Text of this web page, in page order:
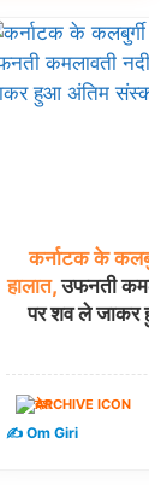
कर्नाटक के कलबुर्गी
हालात,उफनती
पर शव ले जाकर
देश
✍️ Om Giri